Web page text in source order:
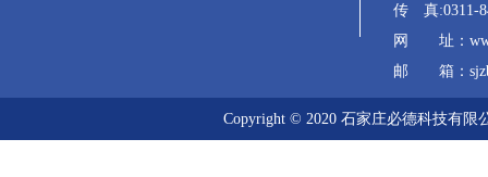
传 真:0311-
网 址：
邮 箱：
Copyright © 2020 石家庄必德科技有